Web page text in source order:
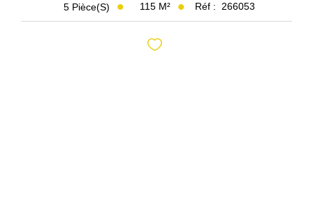
5 Pièce(s) 115 M² Réf : 266053